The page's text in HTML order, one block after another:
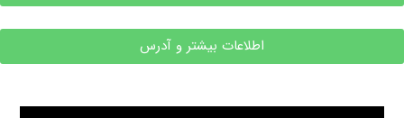
اطلاعات بیشتر و آدرس